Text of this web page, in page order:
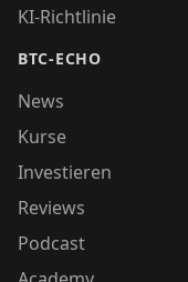
KI-Richtlinie
BTC-ECHO
News
Kurse
Investieren
Reviews
Podcast